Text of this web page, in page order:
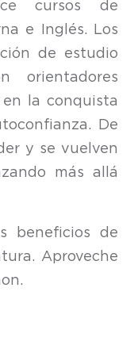
cursos de
e Inglés. Los
de estudio
orientadores
la conquista
De
y se vuelven
más allá
beneficios de
Aproveche